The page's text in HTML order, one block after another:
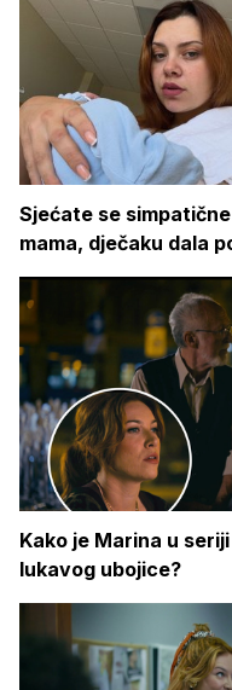
Sjećate se
mama, dječaku dala
Kako je Marina u
lukavog ubojice?